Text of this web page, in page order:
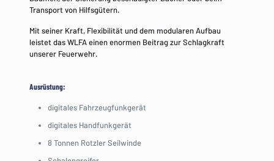
Transport von Hilfsgütern.
Mit seiner Kraft, Flexibilität und dem modularen Aufbau
leistet das WLFA einen enormen Beitrag zur Schlagkraft
unserer Feuerwehr.
Ausrüstung:
digitales Fahrzeugfunkgerät
digitales Handfunkgerät
8 Tonnen Rotzler Seilwinde